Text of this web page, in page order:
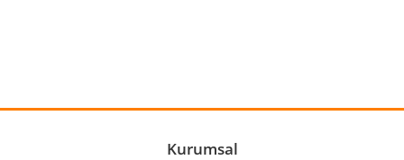
Ürün açıklamasında eksik bilgiler bulunuyor.
Ürün bilgilerinde hatalar bulunuyor.
Kurumsal